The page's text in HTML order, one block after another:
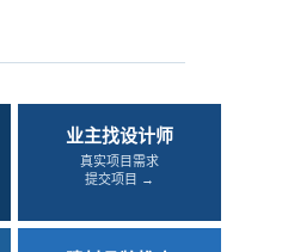
业主找设计师
真实项目需求
提交项目 →